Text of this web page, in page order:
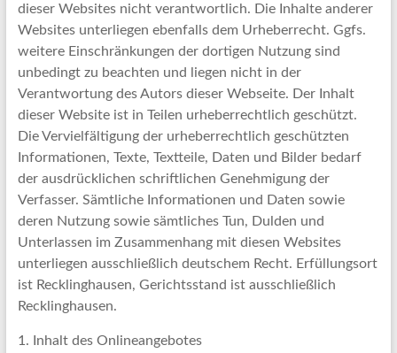
dieser Websites nicht verantwortlich. Die Inhalte anderer
Websites unterliegen ebenfalls dem Urheberrecht. Ggfs.
weitere Einschränkungen der dortigen Nutzung sind
unbedingt zu beachten und liegen nicht in der
Verantwortung des Autors dieser Webseite. Der Inhalt
dieser Website ist in Teilen urheberrechtlich geschützt.
Die Vervielfältigung der urheberrechtlich geschützten
Informationen, Texte, Textteile, Daten und Bilder bedarf
der ausdrücklichen schriftlichen Genehmigung der
Verfasser. Sämtliche Informationen und Daten sowie
deren Nutzung sowie sämtliches Tun, Dulden und
Unterlassen im Zusammenhang mit diesen Websites
unterliegen ausschließlich deutschem Recht. Erfüllungsort
ist Recklinghausen, Gerichtsstand ist ausschließlich
Recklinghausen.
1. Inhalt des Onlineangebotes